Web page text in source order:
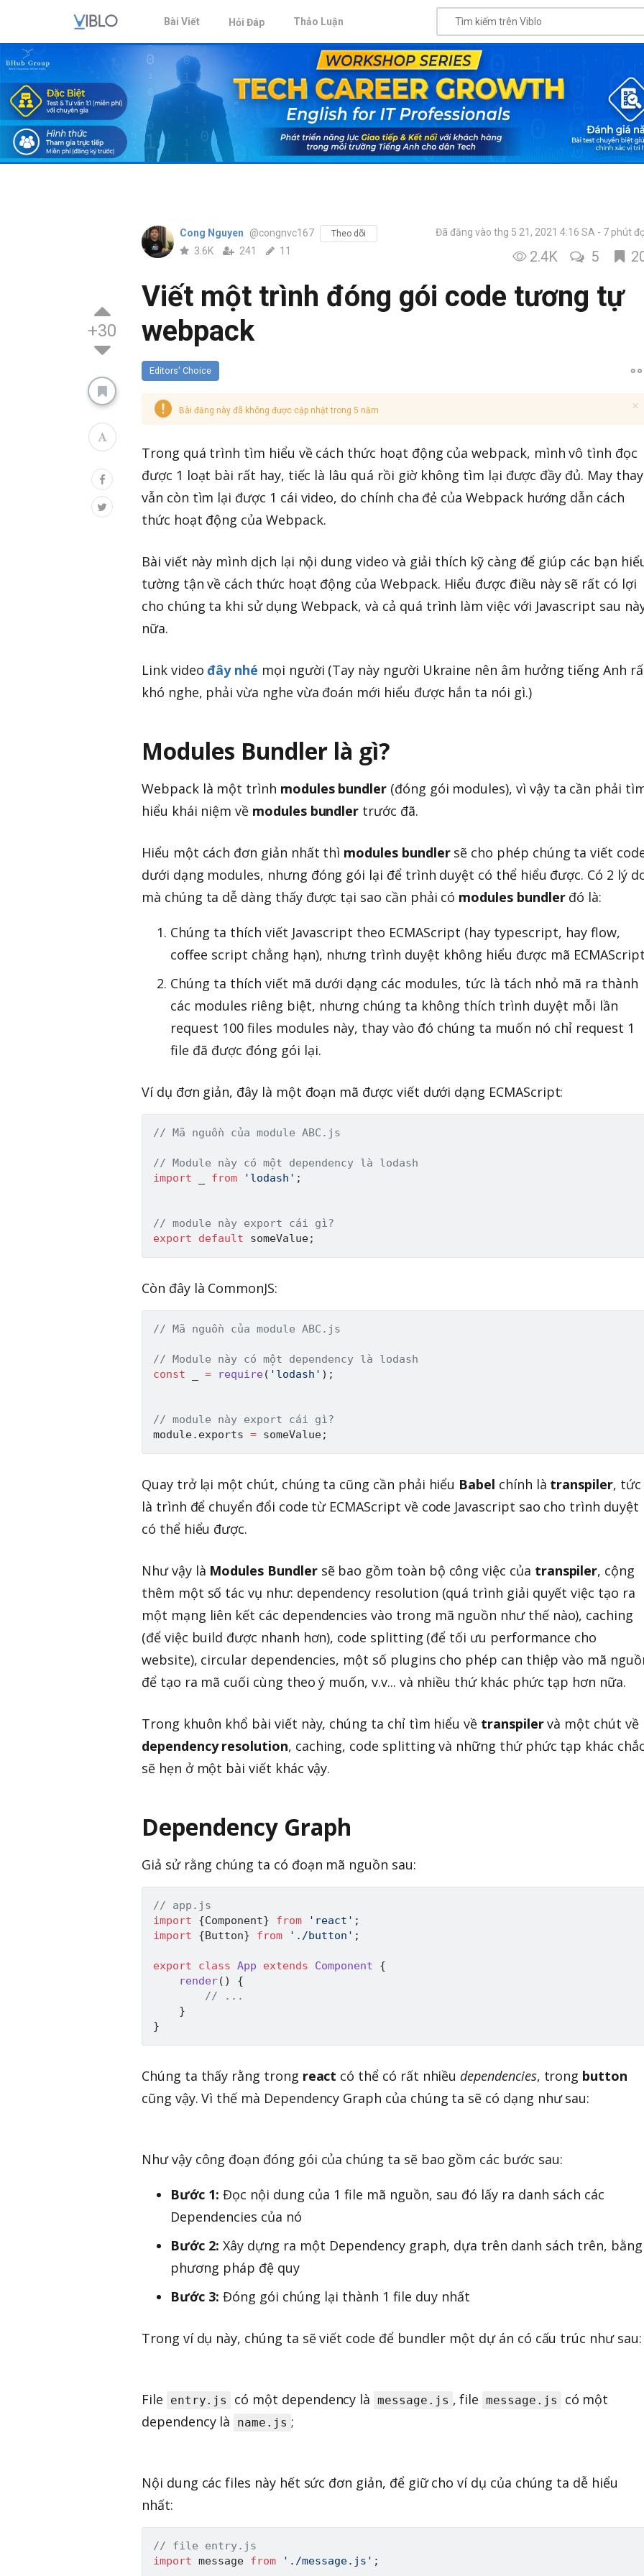
Bài Viết Hỏi Đáp Thảo Luận
+30
Cong Nguyen @congnvc167 Theo dõi
3.6K 241 11
Đã đăng vào thg 5 21, 2021 4:16 SA 7 phút
2.4K 5
Viết một trình đóng gói code tương tự
webpack
Editors' Choice
Bài đăng này đã không được cập nhật trong 5 năm
Trong quá trình tìm hiểu về cách thức hoạt động của webpack, mình vô tình đọc
được 1 loạt bài rất hay, tiếc là lâu quá rồi giờ không tìm lại được đầy đủ. May thay
vẫn còn tìm lại được 1 cái video, do chính cha đẻ của Webpack hướng dẫn cách
thức hoạt động của Webpack.
Bài viết này mình dịch lại nội dung video và giải thích kỹ càng để giúp các bạn
tường tận về cách thức hoạt động của Webpack. Hiểu được điều này sẽ rất có lợi
cho chúng ta khi sử dụng Webpack, và cả quá trình làm việc với Javascript sau
nữa.
Link videođây nhé mọi người (Tay này người Ukraine nên âm hưởng tiếng Anh
khó nghe, phải vừa nghe vừa đoán mới hiểu được hắn ta nói gì.)
Modules Bundler là gì?
Webpack là một trình modules bundler (đóng gói modules), vì vậy ta cần phải
hiểu khái niệm về modules bundler trước đã.
Hiểu một cách đơn giản nhất thì modules bundlersẽ cho phép chúng ta viết
dưới dạng modules, nhưng đóng gói lại để trình duyệt có thể hiểu được. Có 2 lý
mà chúng ta dễ dàng thấy được tại sao cần phải có modules bundlerđó là:
Chúng ta thích viết Javascript theo ECMAScript (hay typescript, hay flow,
coffee script chẳng hạn), nhưng trình duyệt không hiểu được mã
Chúng ta thích viết mã dưới dạng các modules, tức là tách nhỏ mã ra thành
các modules riêng biệt, nhưng chúng ta không thích trình duyệt mỗi lần
request 100 files modules này, thay vào đó chúng ta muốn nó chỉ request 1
file đã được đóng gói lại.
Ví dụ đơn giản, đây là một đoạn mã được viết dưới dạng ECMAScript:
// Mã nguồn của module ABC.js
// Module này có một dependency là lodash
import
from 'lodash' ;
// module này export cái gì?
export
default someValue;
Còn đây là CommonJS:
// Mã nguồn của module ABC.js
// Module này có một dependency là lodash
const
= require( 'lodash' ) ;
// module này export cái gì?
module. exports = someValue;
Quay trở lại một chút, chúng ta cũng cần phải hiểu Babel chính là transpiler, tức
là trình để chuyển đổi code từ ECMAScript về code Javascript sao cho trình duyệt
có thể hiểu được.
Như vậy là Modules Bundlersẽ bao gồm toàn bộ công việc của transpiler, cộng
thêm một số tác vụ như: dependency resolution (quá trình giải quyết việc tạo ra
một mạng liên kết các dependencies vào trong mã nguồn như thế nào), caching
(để việc build được nhanh hơn), code splitting (để tối ưu performance cho
website), circular dependencies, một số plugins cho phép can thiệp vào mã
để tạo ra mã cuối cùng theo ý muốn, v.v... và nhiều thứ khác phức tạp hơn nữa.
Trong khuôn khổ bài viết này, chúng ta chỉ tìm hiểu về transpilervà một chút về
dependency resolution, caching, code splitting và những thứ phức tạp khác
sẽ hẹn ở một bài viết khác vậy.
Dependency Graph
Giả sử rằng chúng ta có đoạn mã nguồn sau:
// app.js
import
{Component} from 'react' ;
import
{Button} from './button' ;
export class App extends Component
{
render( )
{
// ...
}
}
Chúng ta thấy rằng trong react có thể có rất nhiều dependencies, trong button
cũng vậy. Vì thế mà Dependency Graph của chúng ta sẽ có dạng như sau:
Như vậy công đoạn đóng gói của chúng ta sẽ bao gồm các bước sau:
Bước 1: Đọc nội dung của 1 file mã nguồn, sau đó lấy ra danh sách các
Dependencies của nó
Bước 2: Xây dựng ra một Dependency graph, dựa trên danh sách trên, bằng
phương pháp đệ quy
Bước 3: Đóng gói chúng lại thành 1 file duy nhất
Trong ví dụ này, chúng ta sẽ viết code để bundler một dự án có cấu trúc như sau:
File entry.js có một dependency là message.js , file message.js
có một
dependency là
name.js ;
Nội dung các files này hết sức đơn giản, để giữ cho ví dụ của chúng ta dễ hiểu
nhất:
// file entry.js
import message from './message.js' ;